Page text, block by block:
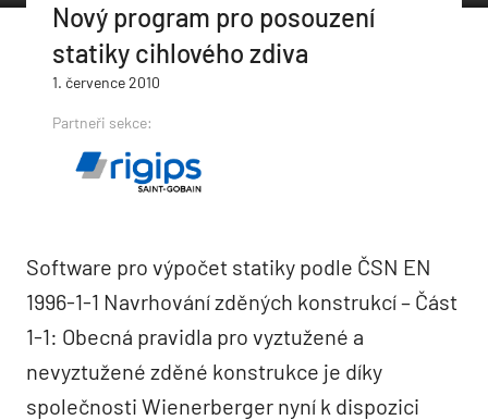
Nový program pro posouzení
statiky cihlového zdiva
1. července 2010
Partneři sekce:
Software pro výpočet statiky podle ČSN EN
1996-1-1 Navrhování zděných konstrukcí – Část
1-1: Obecná pravidla pro vyztužené a
nevyztužené zděné konstrukce je díky
společnosti Wienerberger nyní k dispozici